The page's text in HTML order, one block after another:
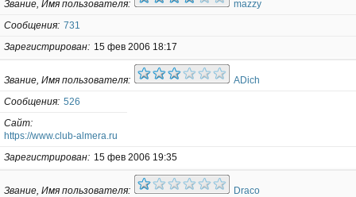
Звание, Имя пользователя
mazzy
Сообщения 731
Зарегистрирован
15 фев 2006 18:17
Звание, Имя пользователя
ADich
Сообщения 526
Сайт
https://www.club-almera.ru
Зарегистрирован
15 фев 2006 19:35
Звание, Имя пользователя
Draco